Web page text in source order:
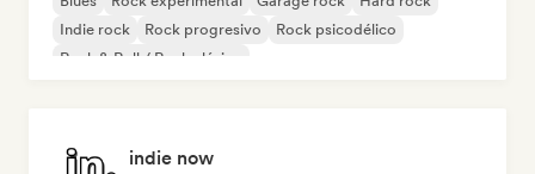
Indie rock
Rock progresivo
Rock psicodélico
Rock & Roll / Rock clásico
indie now